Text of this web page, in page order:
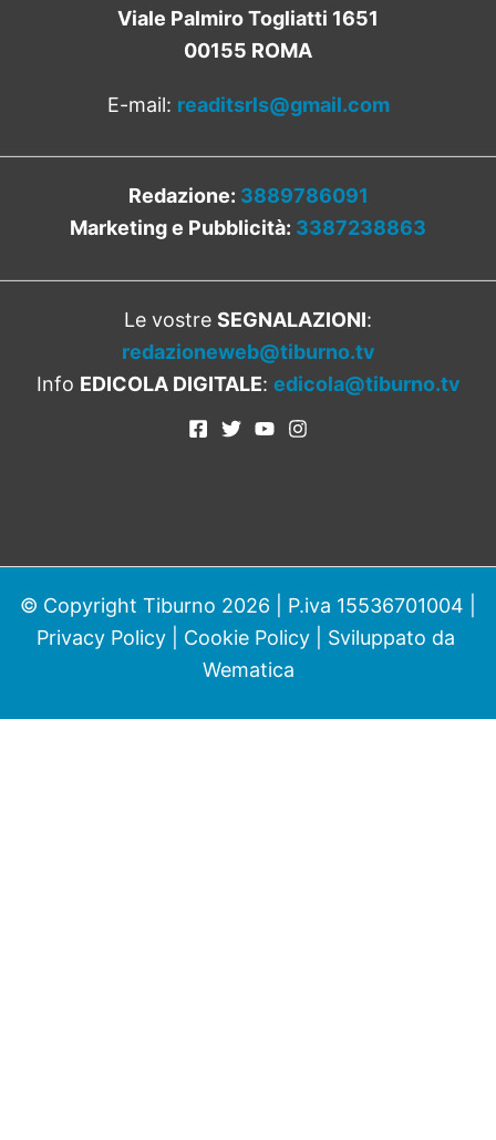
Viale Palmiro Togliatti 1651
00155 ROMA
E-mail: readitsrls@gmail.com
Redazione: 3889786091
Marketing e Pubblicità: 3387238863
Le vostre SEGNALAZIONI:
redazioneweb@tiburno.tv
Info EDICOLA DIGITALE: edicola@tiburno.tv
© Copyright Tiburno 2026 | P.iva 15536701004 |
Privacy Policy| Cookie Policy| Sviluppato da
Wematica